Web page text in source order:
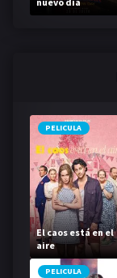
PELICULA
El caos está en el
aire
PELICULA